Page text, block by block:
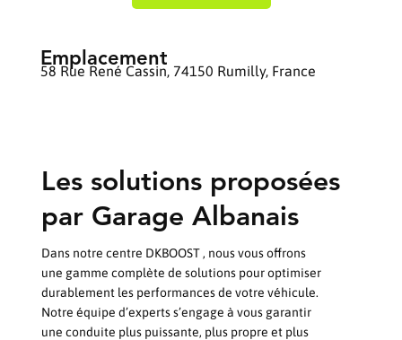
Emplacement
58 Rue René Cassin, 74150 Rumilly, France
Les solutions proposées
par Garage Albanais
Dans notre centre DKBOOST , nous vous offrons
une gamme complète de solutions pour optimiser
durablement les performances de votre véhicule.
Notre équipe d’experts s’engage à vous garantir
une conduite plus puissante, plus propre et plus